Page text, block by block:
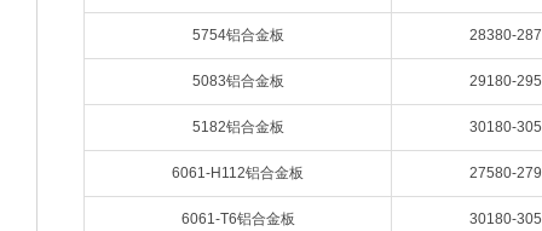
5754铝合金板 28380-
5083铝合金板 29180-
5182铝合金板 30180-
6061-H112铝合金板 27580-
6061-T6铝合金板 30180-